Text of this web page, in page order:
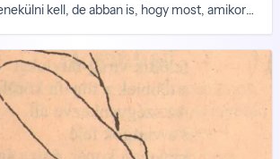
kell, de abban is, hogy most, amikor
a házból.